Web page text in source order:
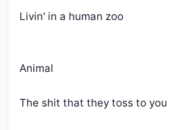
Livin' in a human zoo
Animal
The shit that they toss to you